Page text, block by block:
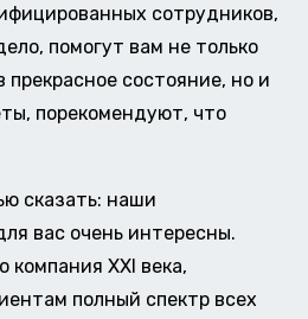
сотрудников,
помогут вам не только
состояние, но и
порекомендуют, что
сказать: наши
вас очень интересны.
XXI века,
полный спектр всех